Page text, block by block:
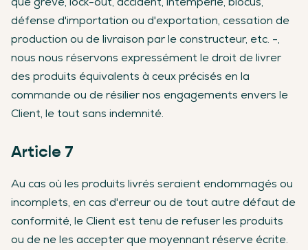
défense d'importation ou d'exportation, cessation de
production ou de livraison par le constructeur, etc. -,
nous nous réservons expressément le droit de livrer
des produits équivalents à ceux précisés en la
commande ou de résilier nos engagements envers le
Client, le tout sans indemnité.
Article 7
Au cas où les produits livrés seraient endommagés ou
incomplets, en cas d'erreur ou de tout autre défaut de
conformité, le Client est tenu de refuser les produits
ou de ne les accepter que moyennant réserve écrite.